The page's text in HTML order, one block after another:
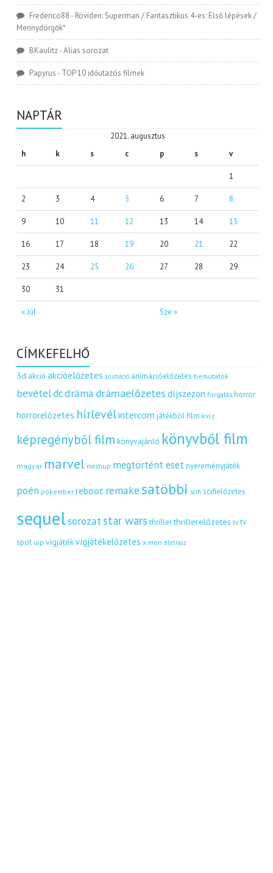
Frederico88 - Röviden: Superman / Fantasztikus 4-es: Első lépések /
Mennydörgők*
BKaulitz-Alias sorozat
Papyrus - TOP 10 időutazós filmek
NAPTÁR
2021. augusztus
h
k s c p s v
« Júl Sze »
1
2 3 4 5 6 7 8
9 10 11 12 13 14 15
16 17 18 19 20 21 22
23 24 25 26 27 28 29
30 31
CÍMKEFELHŐ
3d akció akcióelőzetes animáció animációelőzetes bemutatók
bevételdcdráma drámaelőzetes díjszezon forgatás horror
horrorelőzetes hírlevélintercom játékból film kvíz
képregényből film könyvajánló könyvből film
magyar marvel mashup megtörtént eset nyereményjáték
poén pókember reboot remakesatöbbi scifi scifielőzetes
sequelsorozatstar wars thriller thrillerelőzetes tv tv
spot uip vígjátékvígjátékelőzetes x men életrajz